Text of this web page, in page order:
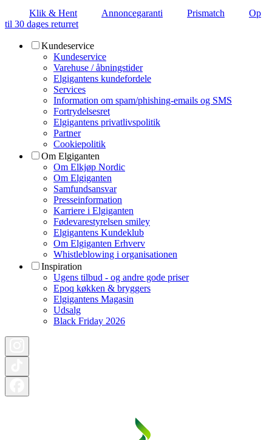
Klik & Hent Annoncegaranti Prismatch
Op
til 30 dages returret
Kundeservice
Kundeservice
Varehuse / åbningstider
Elgigantens kundefordele
Services
Information om spam/phishing-emails og SMS
Fortrydelsesret
Elgigantens privatlivspolitik
Partner
Cookiepolitik
Om Elgiganten
Om Elkjøp Nordic
Om Elgiganten
Samfundsansvar
Presseinformation
Karriere i Elgiganten
Fødevarestyrelsen smiley
Elgigantens Kundeklub
Om Elgiganten Erhverv
Whistleblowing i organisationen
Inspiration
Ugens tilbud - og andre gode priser
Epoq køkken & bryggers
Elgigantens Magasin
Udsalg
Black Friday 2026